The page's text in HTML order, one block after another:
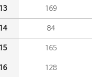
13 169
14 84
15 165
16 128